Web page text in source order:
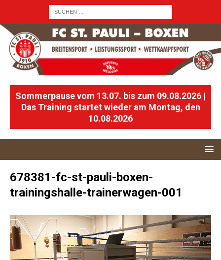
Sommerpause vom 13.07. bis zum 09.08.2026 |
Das Training startet wieder am Montag, den
10.08.2026
678381-fc-st-pauli-boxen-
trainingshalle-trainerwagen-001